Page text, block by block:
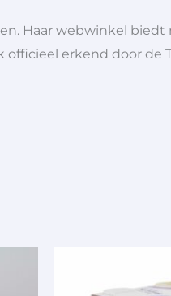
Haar webwinkel
officieel erkend door